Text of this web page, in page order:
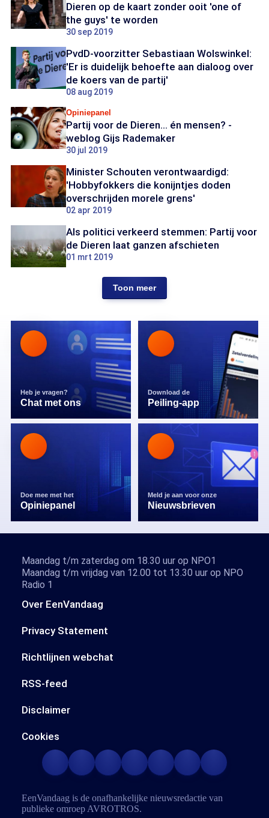
Dieren op de kaart zonder ooit 'one of
the guys' te worden
30 sep 2019
PvdD-voorzitter Sebastiaan Wolswinkel:
'Er is duidelijk behoefte aan dialoog over
de koers van de partij'
08 aug 2019
Opiniepanel
Partij voor de Dieren... én mensen? -
weblog Gijs Rademaker
30 jul 2019
Minister Schouten verontwaardigd:
'Hobbyfokkers die konijntjes doden
overschrijden morele grens'
02 apr 2019
Als politici verkeerd stemmen: Partij voor
de Dieren laat ganzen afschieten
01 mrt 2019
Toon meer
Heb je vragen?
Chat met ons
Download de
Peiling-app
Doe mee met het
Opiniepanel
Meld je aan voor onze
Nieuwsbrieven
Over EenVandaag
Privacy Statement
Richtlijnen webchat
RSS-feed
Disclaimer
Cookies
Maandag t/m zaterdag om 18.30 uur op NPO1
Maandag t/m vrijdag van 12.00 tot 13.30 uur op NPO
Radio 1
EenVandaag is de onafhankelijke nieuwsredactie van
publieke omroep AVROTROS.